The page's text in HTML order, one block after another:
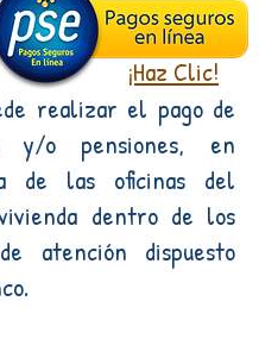
realizar el pago de
y/o pensiones, en
de las oficinas del
dentro de los
atención dispuesto
¡Haz Clic!